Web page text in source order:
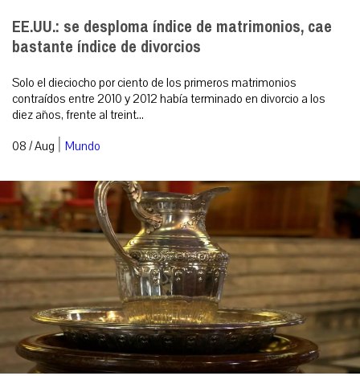
EE.UU.: se desploma índice de matrimonios, cae
bastante índice de divorcios
Solo el dieciocho por ciento de los primeros matrimonios
contraídos entre 2010 y 2012 había terminado en divorcio a los
diez años, frente al treint...
08 / Aug | Mundo